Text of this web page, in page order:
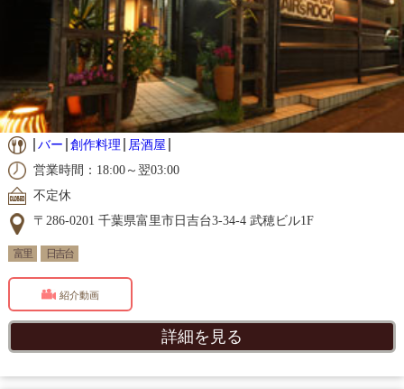
バー 創作料理
居酒屋
営業時間：18:00～翌03:00
不定休
〒286-0201 千葉県富里市日吉台3-34-4 武穂ビル1F
富里 日吉台
紹介動画
詳細を見る